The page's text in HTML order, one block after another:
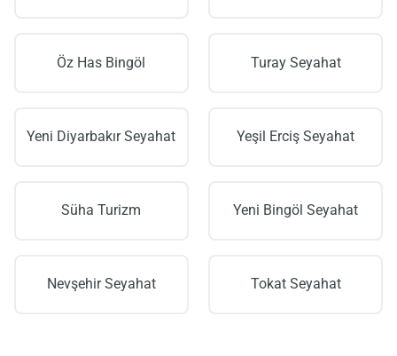
Öz Has Bingöl Turay Seyahat
Yeni Diyarbakır Seyahat Yeşil Erciş Seyahat
Süha Turizm Yeni Bingöl Seyahat
Nevşehir Seyahat Tokat Seyahat